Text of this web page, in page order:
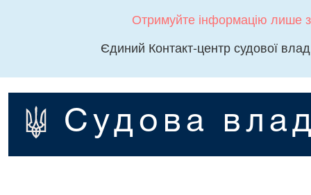
Отримуйте інформацію лише
Єдиний Контакт-центр судової
Судова